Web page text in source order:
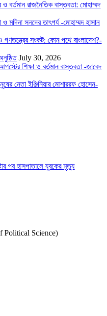
বর্তমান রাজনৈতিক বাস্তবতা: মোহাম্মদ
মদিনা সনদের তাৎপর্য -মোহাম্মদ হাসান
গণতন্ত্রের সংকট: কোন পথে বাংলাদেশ?-
July 30, 2026
শিক্ষা ও বর্তমান বাস্তবতা -জাবেদ
নেতা ইঞ্জিনিয়ার মোশাররফ হোসেন-
পর হাসপাতালে যুবকের মৃত্যু
Political Science)